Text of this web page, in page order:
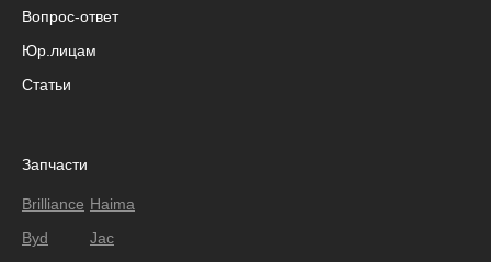
Вопрос-ответ
Юр.лицам
Статьи
Запчасти
Brilliance
Byd
Haima
Jac